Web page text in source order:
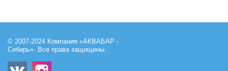
© 2007-2024 Компания «АКВАБАР -
Сибирь». Все права защищены.